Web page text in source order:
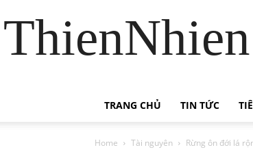
TRANG CHỦ TIN TỨC
Home Tài nguyên Rừng ôn đới lá